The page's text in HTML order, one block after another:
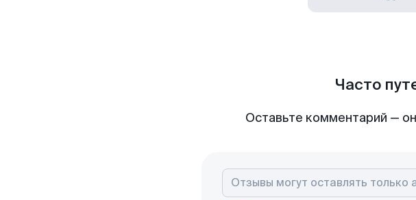
Часто
Оставьте комментарий —